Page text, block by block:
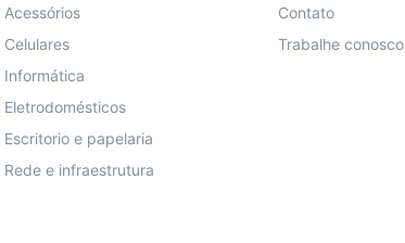
Acessórios
Celulares
Informática
Eletrodomésticos
Escritorio e papelaria
Rede e infraestrutura
Contato
Trabalhe conosco